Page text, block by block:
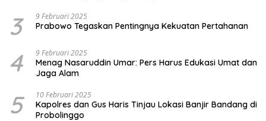
3 9 Februari 2025
Prabowo Tegaskan Pentingnya Kekuatan Pertahanan
4 9 Februari 2025
Menag Nasaruddin Umar: Pers Harus Edukasi Umat dan
Jaga Alam
5 10 Februari 2025
Kapolres dan Gus Haris Tinjau Lokasi Banjir Bandang di
Probolinggo